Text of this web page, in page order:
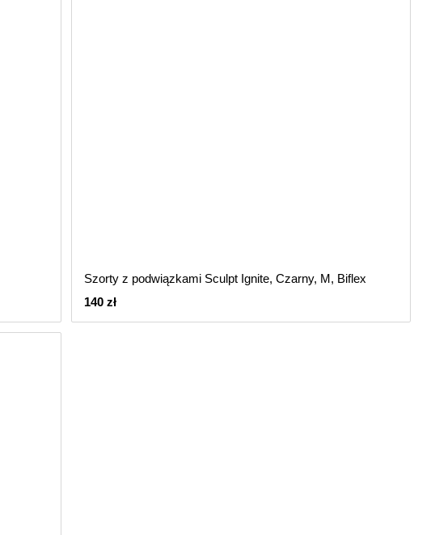
Szorty z podwiązkami Sculpt Ignite, Czarny, M, Biflex
140 zł